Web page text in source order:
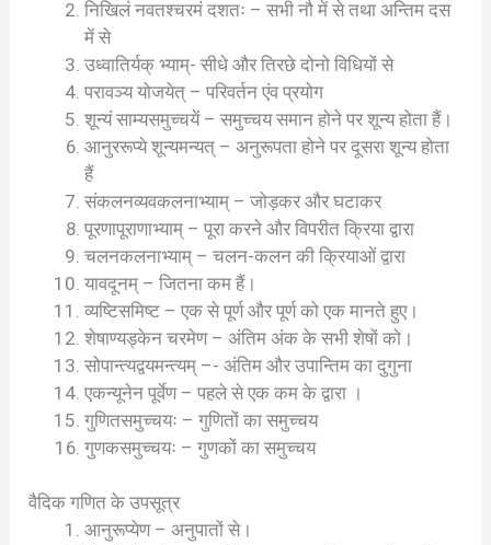
निखिलं नवतश्चरमं दशतः – सभी नौ में से तथा अन्तिम दस
में से
उध्वातिर्यक् भ्याम्- सीधे और तिरछे दोनो विधियों से
परावञ्य योजयेत् – परिवर्तन एंव प्रयोग
शून्यं साम्यसमुच्चयें – समुच्चय समान होने पर शून्य होता हैं।
आनुररूप्ये शून्यमन्यत् – अनुरूपता होने पर दूसरा शून्य होता
हैं
संकलनव्यवकलनाभ्याम् – जोड़कर और घटाकर
पूरणापूराणाभ्याम् – पूरा करने और विपरीत क्रिया द्वारा
चलनकलनाभ्याम् – चलन-कलन की क्रियाओं द्वारा
यावदूनम् – जितना कम हैं।
व्यष्टिसमिष्ट – एक से पूर्ण और पूर्ण को एक मानते हुए।
शेषाण्यड्केन चरमेण – अंतिम अंक के सभी शेषों को।
सोपान्त्यद्वयमन्त्यम् –- अंतिम और उपान्तिम का दुगुना
एकन्यूनेन पूर्वेण – पहले से एक कम के द्वारा ।
गुणितसमुच्चयः – गुणितों का समुच्चय
गुणकसमुच्चयः – गुणकों का समुच्चय
वैदिक गणित के उपसूत्र
आनुरूप्येण – अनुपातों से।